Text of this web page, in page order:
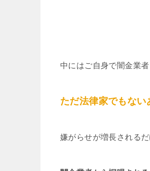
中にはご自身で闇金業
ただ法律家でもない
嫌がらせが増長されるだ